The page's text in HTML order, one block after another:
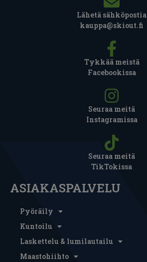
Lähetä sähköpostia
kauppa@skiout.fi
Tykkää meistä
Facebookissa
Seuraa meitä
Instagramissa
Seuraa meitä
TikTokissa
ASIAKASPALVELU
Pyöräily
Kuntoilu
Laskettelu & lumilautailu
Maastohiihto